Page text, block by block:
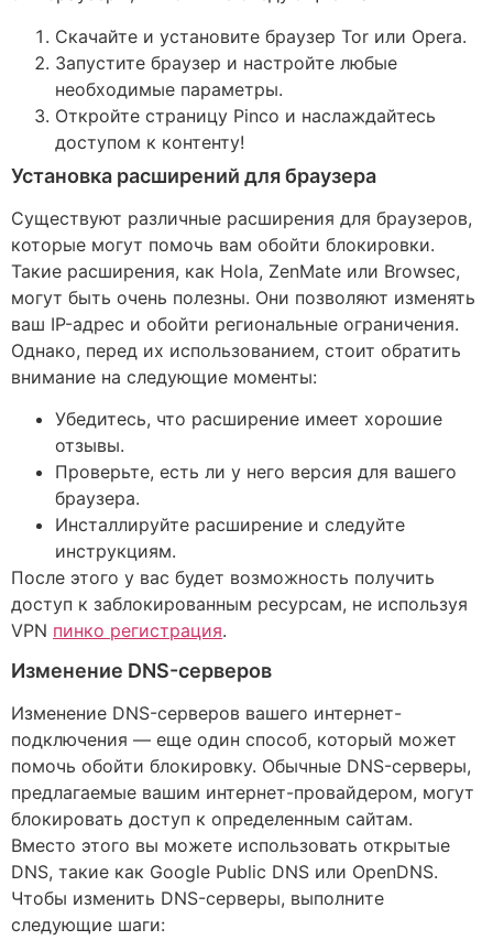
Скачайте и установите браузер Tor или Opera.
Запустите браузер и настройте любые
необходимые параметры.
Откройте страницу Pinco и наслаждайтесь
доступом к контенту!
Установка расширений для браузера
Существуют различные расширения для браузеров,
которые могут помочь вам обойти блокировки.
Такие расширения, как Hola, ZenMate или Browsec,
могут быть очень полезны. Они позволяют изменять
ваш IP-адрес и обойти региональные ограничения.
Однако, перед их использованием, стоит обратить
внимание на следующие моменты:
Убедитесь, что расширение имеет хорошие
отзывы.
Проверьте, есть ли у него версия для вашего
браузера.
Инсталлируйте расширение и следуйте
инструкциям.
После этого у вас будет возможность получить
доступ к заблокированным ресурсам, не используя
VPN пинко регистрация.
Изменение DNS-серверов
Изменение DNS-серверов вашего интернет-
подключения — еще один способ, который может
помочь обойти блокировку. Обычные DNS-серверы,
предлагаемые вашим интернет-провайдером, могут
блокировать доступ к определенным сайтам.
Вместо этого вы можете использовать открытые
DNS, такие как Google Public DNS или OpenDNS.
Чтобы изменить DNS-серверы, выполните
следующие шаги: